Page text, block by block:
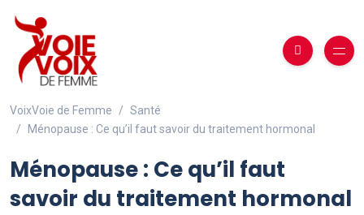
VoixVoie de Femme
Santé
Ménopause : Ce qu’il faut savoir du traitement hormonal
Ménopause : Ce qu’il faut
savoir du traitement hormonal